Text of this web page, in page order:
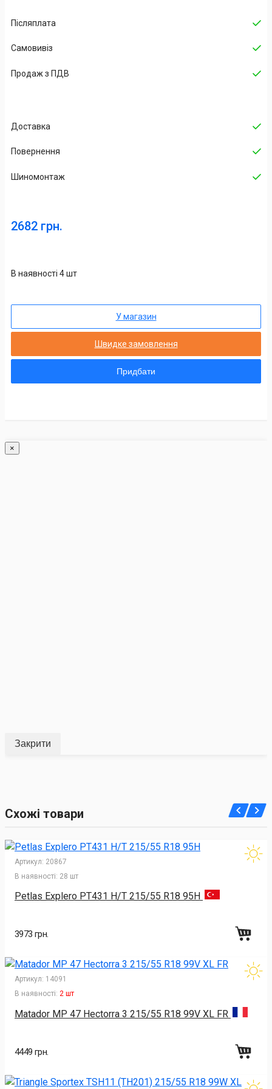
Післяплата
Самовивіз
Продаж з ПДВ
Доставка
Повернення
Шиномонтаж
2682 грн.
В наявності 4 шт
У магазин
Швидке замовлення
Придбати
×
Закрити
Схожі товари
Артикул: 20867
В наявності: 28 шт
Petlas Explero PT431 H/T 215/55 R18 95H
3973 грн.
Артикул: 14091
В наявності: 2 шт
Matador MP 47 Hectorra 3 215/55 R18 99V XL FR
4449 грн.